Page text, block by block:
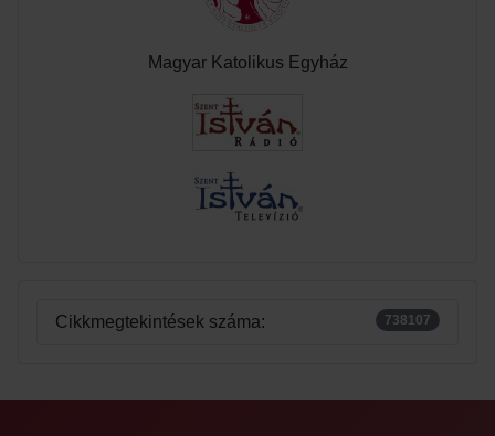
Magyar Katolikus Egyház
Cikkmegtekintések száma: 738107